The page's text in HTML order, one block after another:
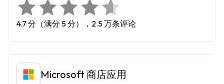
4.7 分（满分 5 分），2.5 万条评论
Microsoft 商店应用